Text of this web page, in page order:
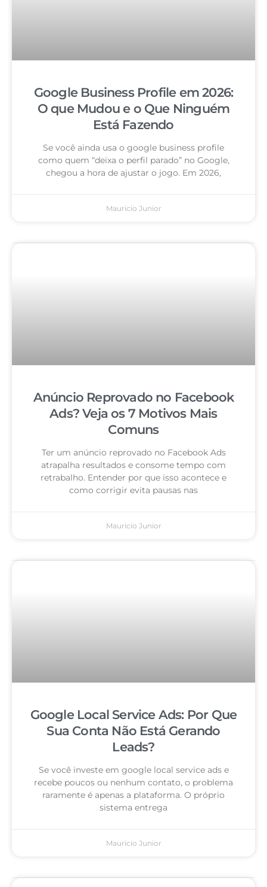
Google Business Profile em 2026:
O que Mudou e o Que Ninguém
Está Fazendo
Se você ainda usa o google business profile
como quem “deixa o perfil parado” no Google,
chegou a hora de ajustar o jogo. Em 2026,
Mauricio Junior
Anúncio Reprovado no Facebook
Ads? Veja os 7 Motivos Mais
Comuns
Ter um anúncio reprovado no Facebook Ads
atrapalha resultados e consome tempo com
retrabalho. Entender por que isso acontece e
como corrigir evita pausas nas
Mauricio Junior
Google Local Service Ads: Por Que
Sua Conta Não Está Gerando
Leads?
Se você investe em google local service ads e
recebe poucos ou nenhum contato, o problema
raramente é apenas a plataforma. O próprio
sistema entrega
Mauricio Junior